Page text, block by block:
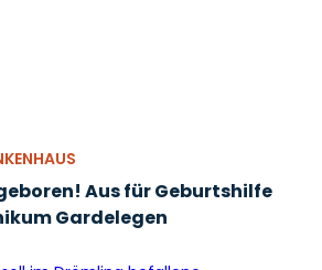
Aus für Geburtshilfe
Gardelegen